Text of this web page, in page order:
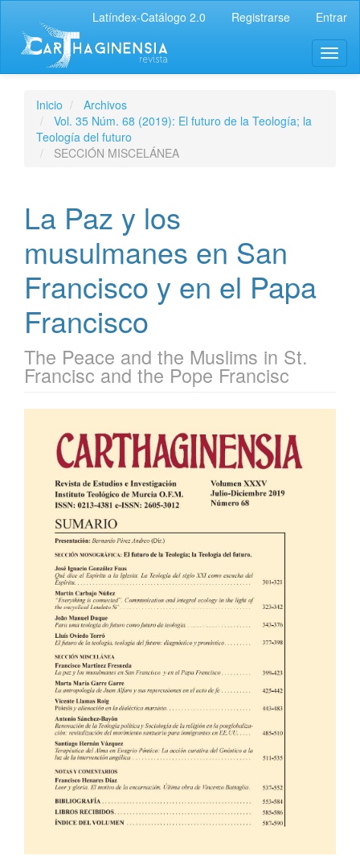
Latíndex-Catálogo 2.0 Registrarse Entrar
Inicio
Archivos
Vol. 35 Núm. 68 (2019): El futuro de la Teología; la
Teología del futuro
SECCIÓN MISCELÁNEA
La Paz y los
musulmanes en San
Francisco y en el Papa
Francisco
The Peace and the Muslims in St.
Francisc and the Pope Francisc